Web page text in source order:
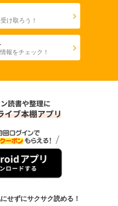
け取ろう！
報をチェック！
せずにサクサク読める！